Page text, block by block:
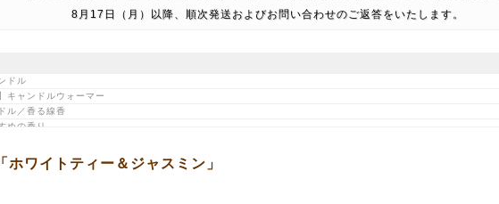
8月17日（月）以降、順次発送およびお問い合わせのご返答をいたします。
ドル
キャンドルウォーマー
ル／香る線香
めの香り
ワイトティー＆ジャスミン」